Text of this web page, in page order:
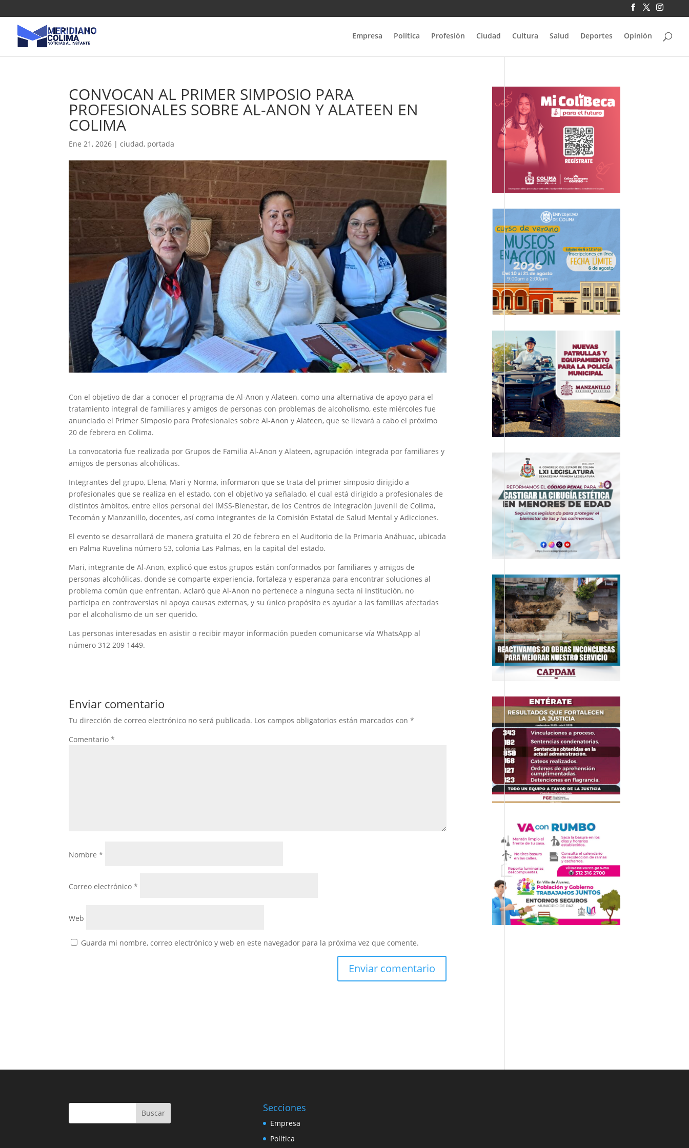
Empresa Política Profesión Ciudad Cultura Salud Deportes Opinión
CONVOCAN AL PRIMER SIMPOSIO PARA
PROFESIONALES SOBRE AL-ANON Y ALATEEN EN
COLIMA
Ene 21, 2026 |ciudad, portada
Con el objetivo de dar a conocer el programa de Al-Anon y Alateen, como una alternativa de apoyo para el
tratamiento integral de familiares y amigos de personas con problemas de alcoholismo, este miércoles fue
anunciado el Primer Simposio para Profesionales sobre Al-Anon y Alateen, que se llevará a cabo el próximo
20 de febrero en Colima.
La convocatoria fue realizada por Grupos de Familia Al-Anon y Alateen, agrupación integrada por familiares y
amigos de personas alcohólicas.
Integrantes del grupo, Elena, Mari y Norma, informaron que se trata del primer simposio dirigido a
profesionales que se realiza en el estado, con el objetivo ya señalado, el cual está dirigido a profesionales de
distintos ámbitos, entre ellos personal del IMSS-Bienestar, de los Centros de Integración Juvenil de Colima,
Tecomán y Manzanillo, docentes, así como integrantes de la Comisión Estatal de Salud Mental y Adicciones.
El evento se desarrollará de manera gratuita el 20 de febrero en el Auditorio de la Primaria Anáhuac, ubicada
en Palma Ruvelina número 53, colonia Las Palmas, en la capital del estado.
Mari, integrante de Al-Anon, explicó que estos grupos están conformados por familiares y amigos de
personas alcohólicas, donde se comparte experiencia, fortaleza y esperanza para encontrar soluciones al
problema común que enfrentan. Aclaró que Al-Anon no pertenece a ninguna secta ni institución, no
participa en controversias ni apoya causas externas, y su único propósito es ayudar a las familias afectadas
por el alcoholismo de un ser querido.
Las personas interesadas en asistir o recibir mayor información pueden comunicarse vía WhatsApp al
número 312 209 1449.
Enviar comentario
Tu dirección de correo electrónico no será publicada. Los campos obligatorios están marcados con*
Comentario*
Nombre*
Correo electrónico*
Web
Guarda mi nombre, correo electrónico y web en este navegador para la próxima vez que comente.
Buscar Secciones
Empresa
Política